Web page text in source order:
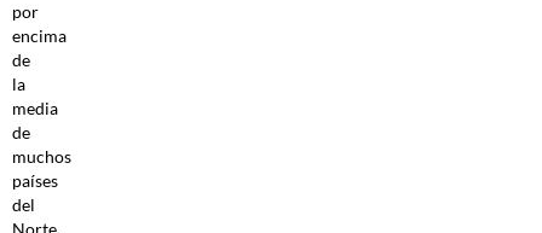
por
encima
de
la
media
de
muchos
países
del
Norte.